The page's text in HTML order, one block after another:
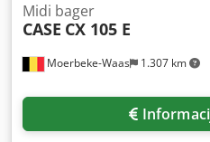
Moerbeke-Waas 1.307 km
Midi bager
CASE CX 105 E